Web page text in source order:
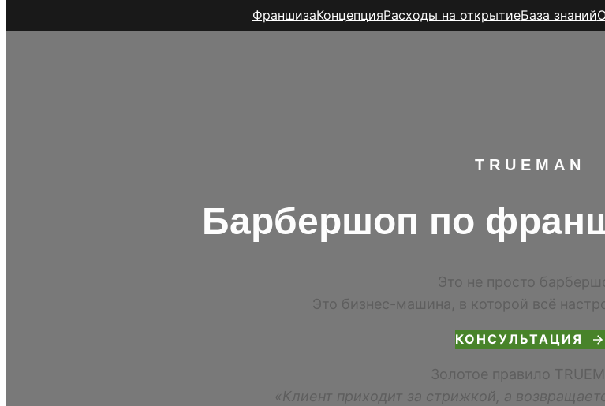
ФраншизаКонцепцияРасходы на открытиеБаза знаний
TR UEMAN
Барбершоп по
Это не просто
Это бизнес-машина, в которой всё
КОНСУЛЬТАЦИЯ
Золотое правило
«Клиент приходит за стрижкой, а